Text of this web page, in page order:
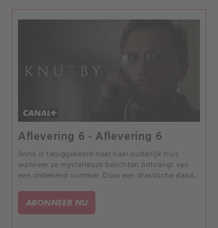
Aflevering 6 - Aflevering 6
Anna is teruggekeerd naar haar ouderlijk huis
wanneer ze mysterieuze berichten ontvangt van
een onbekend nummer. Door een drastische daad
worden door Eva.
ABONNEER NU